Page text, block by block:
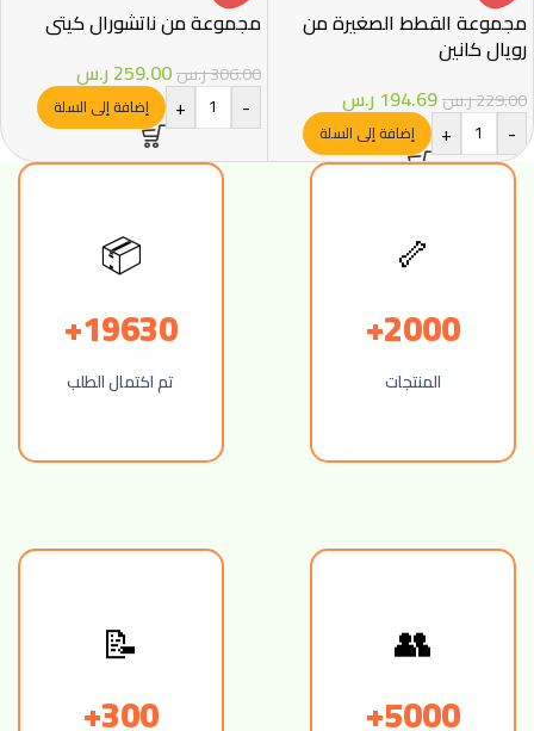
مجموعة القطط الصغيرة من
رويال كانين
229.00ر.س194.69 ر.س
-
+ إضافة إلى السلة
مجموعة من ناتشورال كيتي
306.00ر.س259.00ر.س
-
+ إضافة إلى السلة
🦴
2000+
المنتجات
📦
19630+
تم اكتمال الطلب
👥
5000+
📝
300+